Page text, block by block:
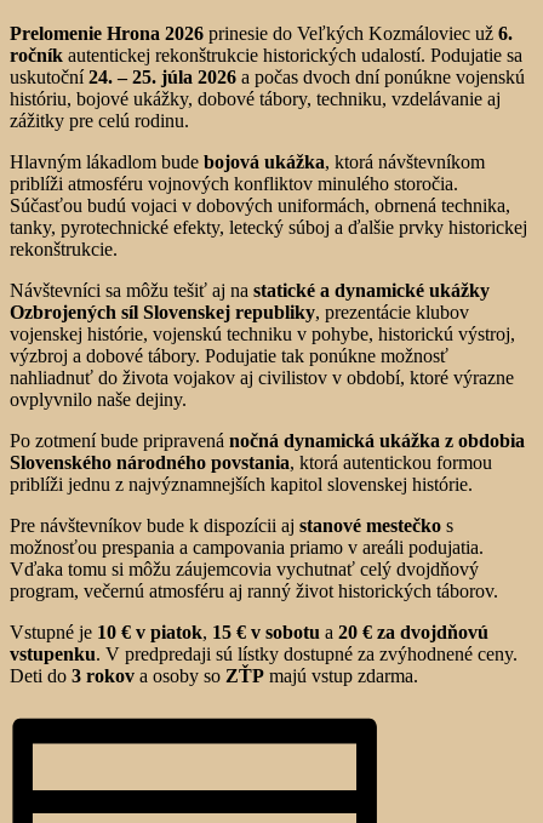
Prelomenie Hrona 2026 prinesie do Veľkých Kozmáloviec už 6.
ročník autentickej rekonštrukcie historických udalostí. Podujatie sa
uskutoční24. – 25. júla 2026 a počas dvoch dní ponúkne vojenskú
históriu, bojové ukážky, dobové tábory, techniku, vzdelávanie aj
zážitky pre celú rodinu.
Hlavným lákadlom bude bojová ukážka, ktorá návštevníkom
priblíži atmosféru vojnových konfliktov minulého storočia.
Súčasťou budú vojaci v dobových uniformách, obrnená technika,
tanky, pyrotechnické efekty, letecký súboj a ďalšie prvky historickej
rekonštrukcie.
Návštevníci sa môžu tešiť aj na statické a dynamické ukážky
Ozbrojených síl Slovenskej republiky, prezentácie klubov
vojenskej histórie, vojenskú techniku v pohybe, historickú výstroj,
výzbroj a dobové tábory. Podujatie tak ponúkne možnosť
nahliadnuť do života vojakov aj civilistov v období, ktoré výrazne
ovplyvnilo naše dejiny.
Po zotmení bude pripravená nočná dynamická ukážka z obdobia
Slovenského národného povstania, ktorá autentickou formou
priblíži jednu z najvýznamnejších kapitol slovenskej histórie.
Pre návštevníkov bude k dispozícii aj stanové mestečko s
možnosťou prespania a campovania priamo v areáli podujatia.
Vďaka tomu si môžu záujemcovia vychutnať celý dvojdňový
program, večernú atmosféru aj ranný život historických táborov.
Vstupné je 10 € v piatok, 15 € v sobotu a 20 € za dvojdňovú
vstupenku. V predpredaji sú lístky dostupné za zvýhodnené ceny.
Deti do 3 rokov a osoby so ZŤP majú vstup zdarma.